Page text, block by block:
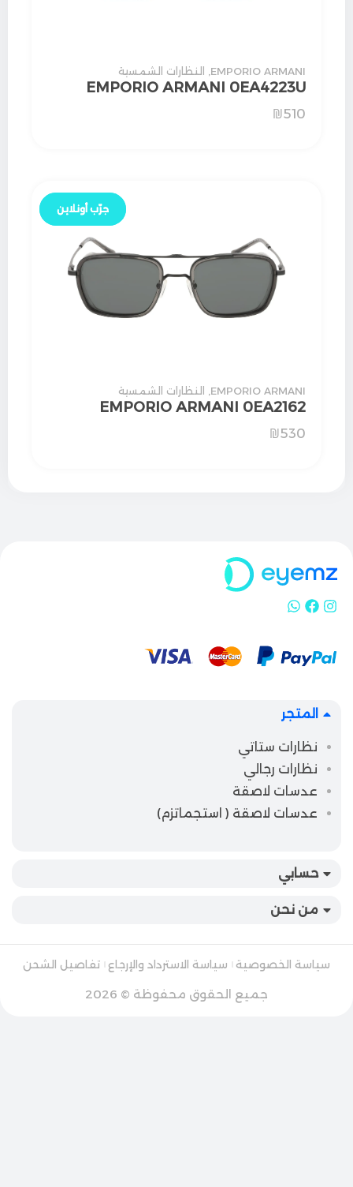
EMPORIO ARMANI النظارات الشمسية
EMPORIO ARMANI 0EA4223U
₪510
EMPORIO ARMANI النظارات الشمسية
EMPORIO ARMANI 0EA2162
₪530
جرّب أونلاين
جرّب أونلاين
المتجر
نظارات ستاتي
نظارات رجالي
عدسات لاصقة
عدسات لاصقة ( استجماتزم)
حسابي
من نحن
سياسة الخصوصية سياسة الاسترداد والإرجاع تفاصيل الشحن
جميع الحقوق محفوظة © 2026